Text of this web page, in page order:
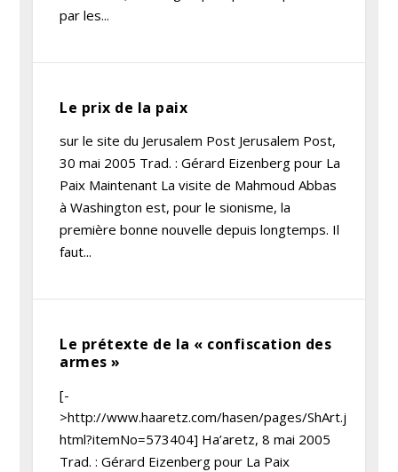
par les...
Le prix de la paix
sur le site du Jerusalem Post Jerusalem Post,
30 mai 2005 Trad. : Gérard Eizenberg pour La
Paix Maintenant La visite de Mahmoud Abbas
à Washington est, pour le sionisme, la
première bonne nouvelle depuis longtemps. Il
faut...
Le prétexte de la « confiscation des
armes »
[-
>http://www.haaretz.com/hasen/pages/ShArt.j
html?itemNo=573404] Ha’aretz, 8 mai 2005
Trad. : Gérard Eizenberg pour La Paix